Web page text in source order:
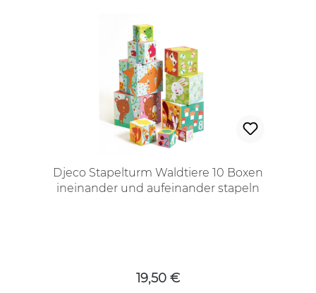
Djeco Stapelturm Waldtiere 10 Boxen
ineinander und aufeinander stapeln
19,50 €